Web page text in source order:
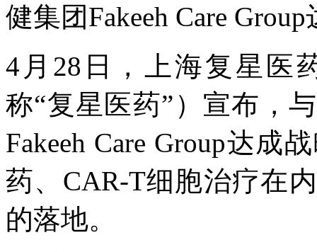
健集团Fakeeh Care
4月28日，上海复星医
称“复星医药”）宣布，
Fakeeh Care Group达成
药、CAR-T细胞治疗在
的落地。